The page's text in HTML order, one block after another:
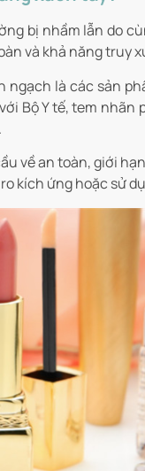
bị nhầm lẫn do
và khả năng truy
là các sản
Bộ Y tế, tem
về an toàn, giới
kích ứng hoặc sử